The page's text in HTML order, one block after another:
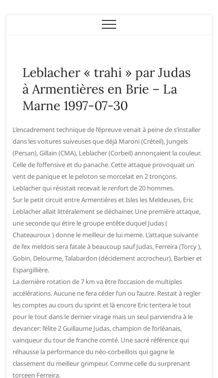
Eric Leblacher
Leblacher « trahi » par Judas
à Armentières en Brie – La
Marne 1997-07-30
L’encadrement technique de l’épreuve venait à peine de s’installer
dans les voitures suiveuses que déjà Maroni (Créteil), Jungels
(Persan), Gillain (CMA), Leblacher (Corbeil) annonçaient la couleur.
Celle de l’offensive et du panache. Cette attaque provoquait un
vent de panique et le peloton se morcelait en 2 tronçons.
Leblacher qui résistait recevait le renfort de 20 hommes.
Sur le petit circuit entre Armentières et Isles les Meldeuses, Eric
Leblacher allait littéralement se déchainer. Une première attaque,
une seconde qui étire le groupe entête duquel Judas (
Chateauroux ) donne le meilleur de lui meme. L’attaque suivante
de l’ex meldois sera fatale à beaucoup sauf Judas, Ferreira (Torcy ),
Gobin, Delourme, Talabardon (décidement accrocheur), Barbier et
Espargillière.
La dernière rotation de 7 km va être l’occasion de multiples
accélérations. Aucune ne fera céder l’un ou l’autre. Restait à regler
les comptes au cours du sprint et là encore Eric tentera le tout
pour le tout dans le dernier virage mais un seul parviendra à le
devancer: l’élite 2 Guillaume Judas, champion de l’orléanais,
vainqueur du tour de franche comté. Une sacré référence qui
réhausse la performance du néo-corbeillois qui gagne le
classement du meilleur grimpeur. Comme celle du surprenant
torceen Ferreira.